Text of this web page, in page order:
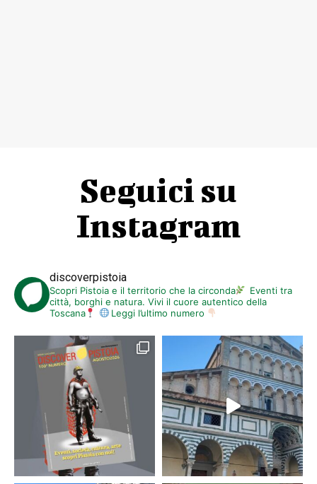
Seguici su
Instagram
discoverpistoia
Scopri Pistoia e il territorio che la circonda
Eventi tra
città, borghi e natura. Vivi il cuore autentico della
Toscana
Leggi l’ultimo numero